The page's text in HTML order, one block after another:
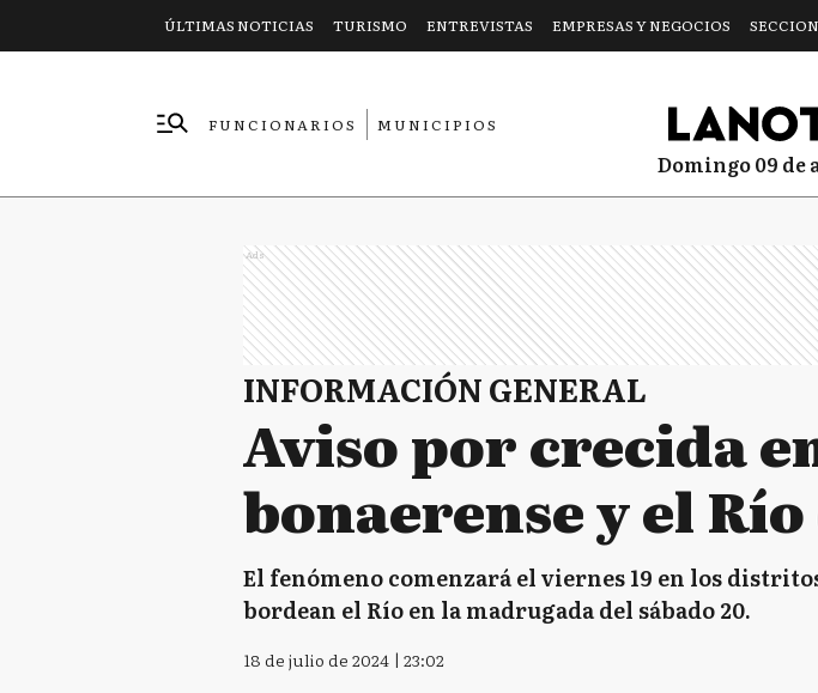
ÚLTIMAS NOTICIAS TURISMO ENTREVISTAS EMPRESAS Y NEGOCIOS
FUNCIONARIOS
MUNICIPIOS
domingo 09 de
Ads
INFORMACIÓN GENERAL
Aviso por crecida
bonaerense y el
El fenómeno comenzará el viernes 19 en los
bordean el Río en la madrugada del sábado 20.
18 de julio de 2024 | 23:02